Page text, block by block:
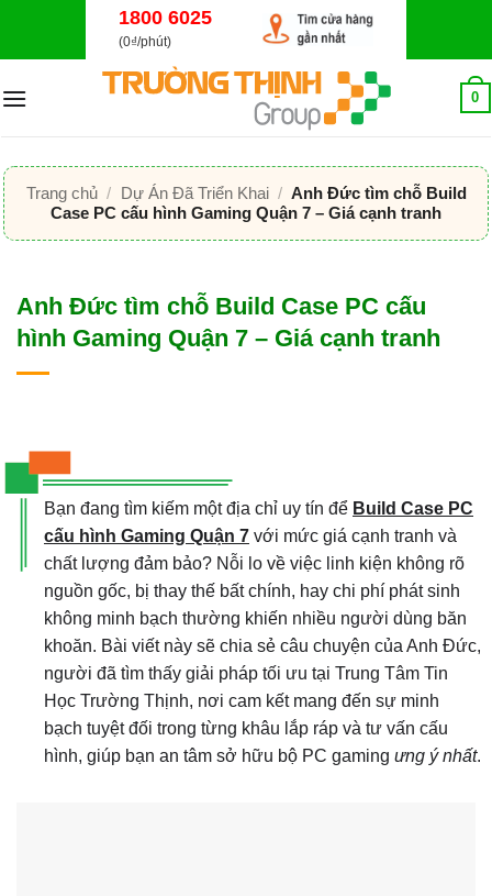
dung
1800 6025
(0₫/phút)
0
Trang chủ / Dự Án Đã Triển Khai / Anh Đức tìm chỗ Build
Case PC cấu hình Gaming Quận 7 – Giá cạnh tranh
Anh Đức tìm chỗ Build Case PC cấu
hình Gaming Quận 7 – Giá cạnh tranh
Bạn đang tìm kiếm một địa chỉ uy tín để Build Case PC
cấu hình Gaming Quận 7 với mức giá cạnh tranh và
chất lượng đảm bảo? Nỗi lo về việc linh kiện không rõ
nguồn gốc, bị thay thế bất chính, hay chi phí phát sinh
không minh bạch thường khiến nhiều người dùng băn
khoăn. Bài viết này sẽ chia sẻ câu chuyện của Anh Đức,
người đã tìm thấy giải pháp tối ưu tại Trung Tâm Tin
Học Trường Thịnh, nơi cam kết mang đến sự minh
bạch tuyệt đối trong từng khâu lắp ráp và tư vấn cấu
hình, giúp bạn an tâm sở hữu bộ PC gaming ưng ý nhất.